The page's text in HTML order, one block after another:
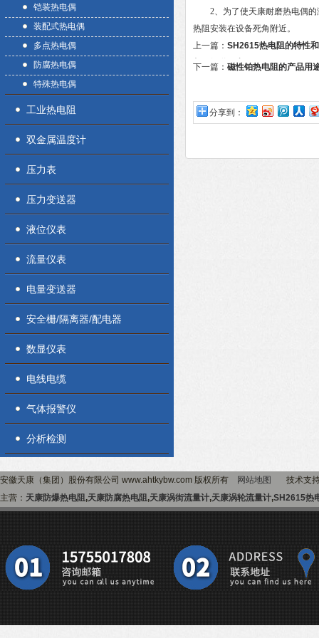
铠装热电偶
装配式热电偶
多点热电偶
防腐热电偶
特殊热电偶
工业热电阻
双金属温度计
压力表
压力变送器
液位仪表
流量仪表
电量变送器
安全栅/隔离器/配电器
数显仪表
电线电缆
气体报警仪
分析检测
2、为了使天康耐磨热电偶的
热阻安装在设备死角附近。
上一篇： SH2615热电阻的特性
都要知道一点
下一篇： 磁性铂热电阻的产品用
分享到：
安徽天康（集团）股份有限公司 www.ahtkybw.com 版权所有 网站地图
技术支
主营： 天康防爆热电阻,天康防腐热电阻,天康涡街流量计,天康涡轮流量计,SH2615热